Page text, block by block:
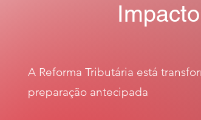
A Reforma Tributária está
preparação antecipada